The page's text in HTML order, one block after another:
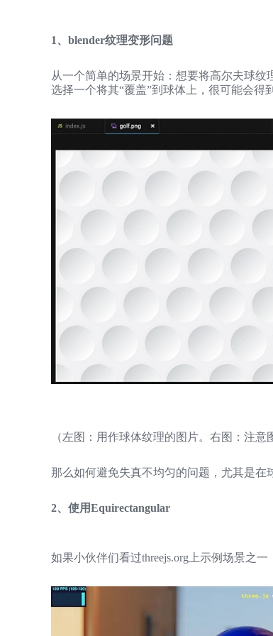
1、blender纹理变形问题
从一个简单的场景开始：想要将高尔夫球纹
选择一个将其“覆盖”到球体上，很可能会得
（左图：用作球体纹理的图片。右图：注意
那么如何避免失真不均匀的问题，尤其是在
2、使用Equirectangular
如果小伙伴们看过threejs.org上示例场景之